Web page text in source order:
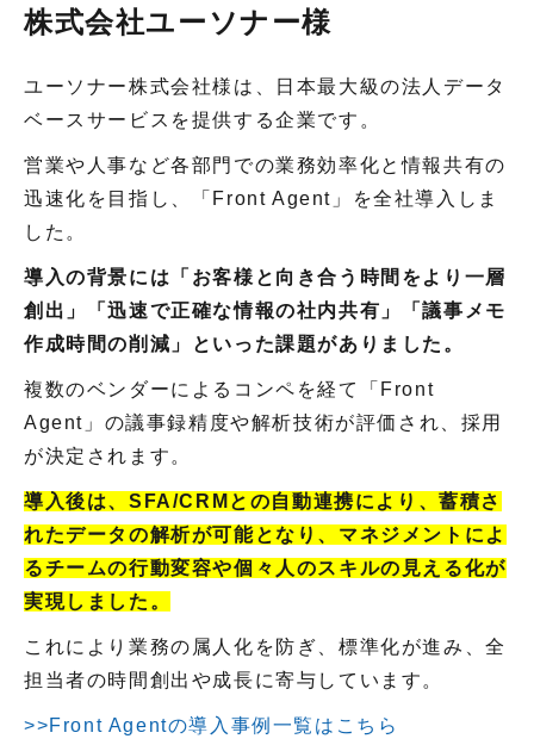
株式会社ユーソナー様
ユーソナー株式会社様は、日本最大級の法人データ
ベースサービスを提供する企業です。
営業や人事など各部門での業務効率化と情報共有の
迅速化を目指し、「Front Agent」を全社導入しま
した。
導入の背景には「お客様と向き合う時間をより一層
創出」「迅速で正確な情報の社内共有」「議事メモ
作成時間の削減」といった課題がありました。
複数のベンダーによるコンペを経て「Front
Agent」の議事録精度や解析技術が評価され、採用
が決定されます。
導入後は、SFA/CRMとの自動連携により、蓄積さ
れたデータの解析が可能となり、マネジメントによ
るチームの行動変容や個々人のスキルの見える化が
実現しました。
これにより業務の属人化を防ぎ、標準化が進み、全
担当者の時間創出や成長に寄与しています。
>>Front Agentの導入事例一覧はこちら